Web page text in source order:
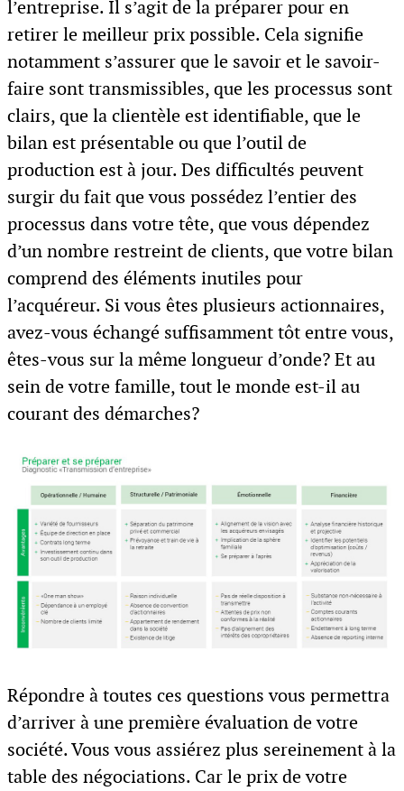
l’entreprise. Il s’agit de la préparer pour en
retirer le meilleur prix possible. Cela signifie
notamment s’assurer que le savoir et le savoir-
faire sont transmissibles, que les processus sont
clairs, que la clientèle est identifiable, que le
bilan est présentable ou que l’outil de
production est à jour. Des difficultés peuvent
surgir du fait que vous possédez l’entier des
processus dans votre tête, que vous dépendez
d’un nombre restreint de clients, que votre bilan
comprend des éléments inutiles pour
l’acquéreur. Si vous êtes plusieurs actionnaires,
avez-vous échangé suffisamment tôt entre vous,
êtes-vous sur la même longueur d’onde? Et au
sein de votre famille, tout le monde est-il au
courant des démarches?
Répondre à toutes ces questions vous permettra
d’arriver à une première évaluation de votre
société. Vous vous assiérez plus sereinement à la
table des négociations. Car le prix de votre